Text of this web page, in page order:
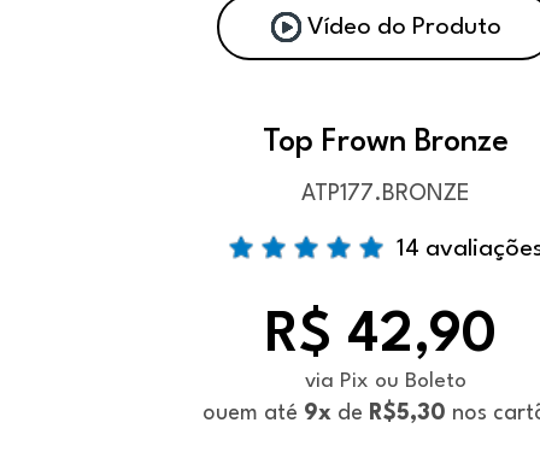
Vídeo do Produto
Top Frown Bronze
ATP177.BRONZE
14
R$ 42,90
via Pix ou Boleto
ouem até 9x de R$5,30 nos